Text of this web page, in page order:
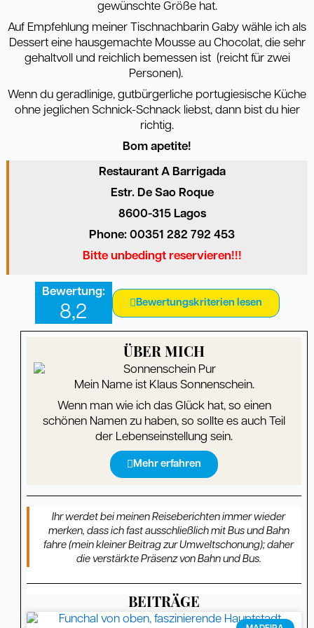
gewünschte Größe hat.
Auf Empfehlung meiner Tischnachbarin Gaby wähle ich als
Dessert eine hausgemachte Mousse au Chocolat, die sehr
gehaltvoll und reichlich bemessen ist (reicht für zwei
Personen).
Wenn du geradlinige, gutbürgerliche portugiesische Küche
ohne jeglichen Schnick-Schnack liebst, dann bist du hier
richtig.
Bom apetite!
Restaurant A Barrigada
Estr. De Sao Roque
8600-315 Lagos
Phone: 00351 282 792 453
Bitte unbedingt reservieren!!!
Bewertung:
8,2 Bewertungskriterien lesen
ÜBER MICH
Mein Name ist Klaus Sonnenschein.
Wenn man wie ich das Glück hat, so einen
schönen Namen zu haben, so sollte es auch Teil
der Lebenseinstellung sein.
Mehr erfahren
Ihr werdet bei meinen Reiseberichten immer wieder
merken, dass ich fast ausschließlich mit Bus und Bahn
fahre (mein kleiner Beitrag zur Umweltschonung); daher
die verstärkte Präsenz von Bahn und Bus.
BEITRÄGE
SeiteSeiteSeiteSeiteSeiteSeiteSeiteSeiteSeiteSeite